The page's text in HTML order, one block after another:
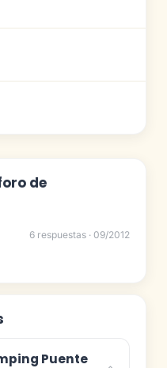
de
6 respuestas · 09/2012
Puente